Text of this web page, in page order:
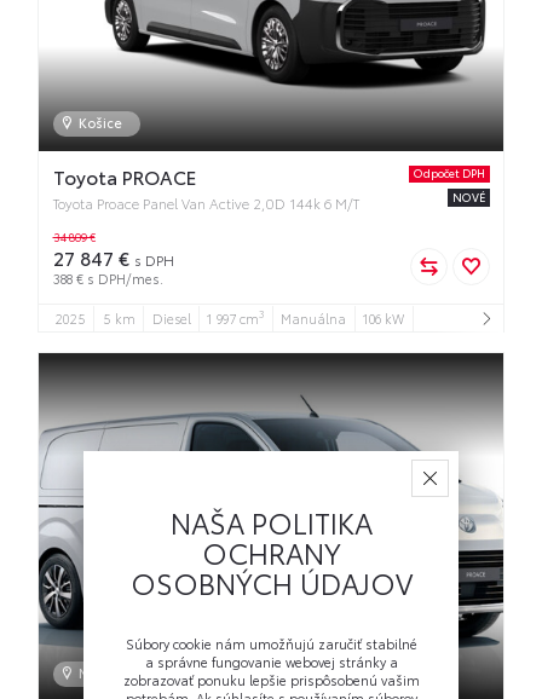
Košice
Toyota PROACE
Toyota Proace Panel Van Active 2,0D 144k 6 M/T
Odpočet DPH
NOVÉ
34 809 €
27 847 € s DPH
388 € s DPH/mes.
2025 5 km Diesel 1 997 cm3 Manuálna 106 kW
Nitra
NAŠA POLITIKA
OCHRANY
OSOBNÝCH ÚDAJOV
Súbory cookie nám umožňujú zaručiť stabilné
a správne fungovanie webovej stránky a
zobrazovať ponuku lepšie prispôsobenú vašim